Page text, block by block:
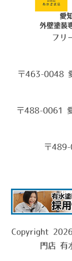
愛
外壁塗装
フリ
〒463-0048
〒488-0061
〒489-
Copyright 2026
門店 有